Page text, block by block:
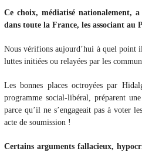
Ce choix, médiatisé nationalement,
dans toute la France, les associant au
Nous vérifions aujourd’hui à quel point
luttes initiées ou relayées par les
Les bonnes places octroyées par
programme social-libéral, préparent
parce qu’il ne s’engageait pas à voter
acte de soumission !
Certains arguments fallacieux,